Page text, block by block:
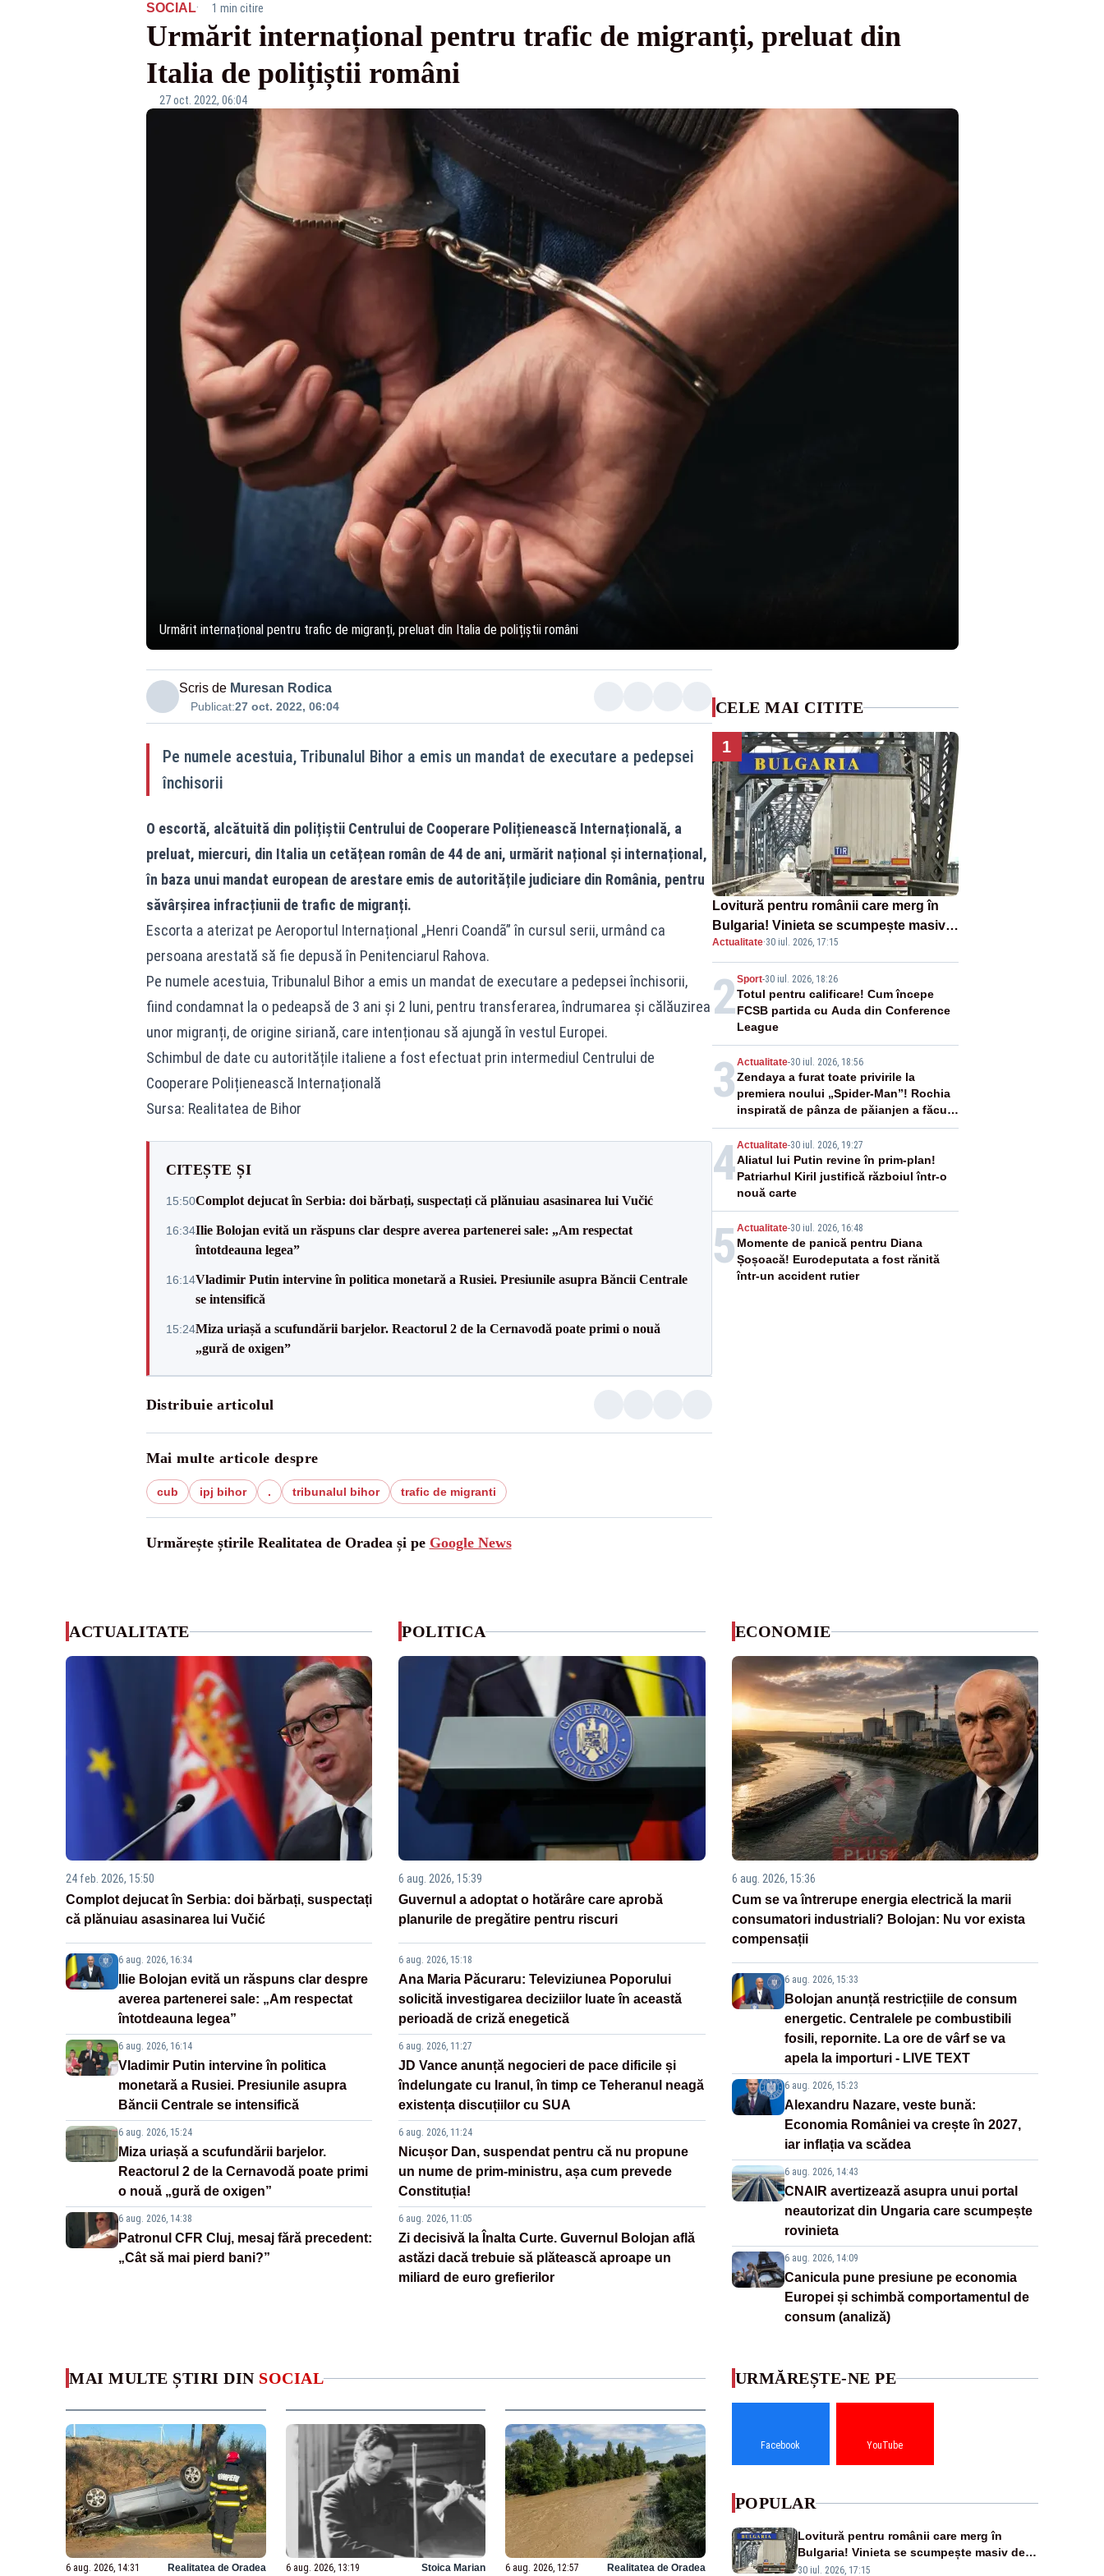
SOCIAL· 1 min citire
Urmărit internațional pentru trafic de migranți, preluat din
Italia de polițiștii români
27 oct. 2022, 06:04
Urmărit internațional pentru trafic de migranți, preluat din Italia de polițiștii români
Scris de Muresan Rodica
Publicat:27 oct. 2022, 06:04
Pe numele acestuia, Tribunalul Bihor a emis un mandat de executare a pedepsei
închisorii
O escortă, alcătuită din polițiștii Centrului de Cooperare Polițienească Internațională, a
preluat, miercuri, din Italia un cetățean român de 44 de ani, urmărit național și internațional,
în baza unui mandat european de arestare emis de autoritățile judiciare din România, pentru
săvârșirea infracțiunii de trafic de migranți.
Escorta a aterizat pe Aeroportul Internațional „Henri Coandã” în cursul serii, urmând ca
persoana arestată să fie depusă în Penitenciarul Rahova.
Pe numele acestuia, Tribunalul Bihor a emis un mandat de executare a pedepsei închisorii,
fiind condamnat la o pedeapsă de 3 ani și 2 luni, pentru transferarea, îndrumarea și călăuzirea
unor migranți, de origine siriană, care intenționau să ajungă în vestul Europei.
Schimbul de date cu autoritățile italiene a fost efectuat prin intermediul Centrului de
Cooperare Polițienească Internațională
Sursa: Realitatea de Bihor
CITEȘTE ȘI
15:50Complot dejucat în Serbia: doi bărbați, suspectați că plănuiau asasinarea lui Vučić
16:34Ilie Bolojan evită un răspuns clar despre averea partenerei sale: „Am respectat
întotdeauna legea”
16:14Vladimir Putin intervine în politica monetară a Rusiei. Presiunile asupra Băncii Centrale
se intensifică
15:24Miza uriașă a scufundării barjelor. Reactorul 2 de la Cernavodă poate primi o nouă
„gură de oxigen”
Distribuie articolul
Mai multe articole despre
cub ipj bihor . tribunalul bihor trafic de migranti
Urmărește știrile Realitatea de Oradea și pe Google News
CELE MAI CITITE
1
Lovitură pentru românii care merg în
Bulgaria! Vinieta se scumpește masiv
de la 1 august
Actualitate·30 iul. 2026, 17:15
2Sport-30 iul. 2026, 18:26
Totul pentru calificare! Cum începe
FCSB partida cu Auda din Conference
League
3 Actualitate-30 iul. 2026, 18:56
Zendaya a furat toate privirile la
premiera noului „Spider-Man”! Rochia
inspirată de pânza de păianjen a făcut
senzație
4Actualitate-30 iul. 2026, 19:27
Aliatul lui Putin revine în prim-plan!
Patriarhul Kiril justifică războiul într-o
nouă carte
5 Actualitate-30 iul. 2026, 16:48
Momente de panică pentru Diana
Șoșoacă! Eurodeputata a fost rănită
într-un accident rutier
ACTUALITATE
24 feb. 2026, 15:50
Complot dejucat în Serbia: doi bărbați, suspectați
că plănuiau asasinarea lui Vučić
6 aug. 2026, 16:34
Ilie Bolojan evită un răspuns clar despre
averea partenerei sale: „Am respectat
întotdeauna legea”
6 aug. 2026, 16:14
Vladimir Putin intervine în politica
monetară a Rusiei. Presiunile asupra
Băncii Centrale se intensifică
6 aug. 2026, 15:24
Miza uriașă a scufundării barjelor.
Reactorul 2 de la Cernavodă poate primi
o nouă „gură de oxigen”
6 aug. 2026, 14:38
Patronul CFR Cluj, mesaj fără precedent:
„Cât să mai pierd bani?”
POLITICA
6 aug. 2026, 15:39
Guvernul a adoptat o hotărâre care aprobă
planurile de pregătire pentru riscuri
6 aug. 2026, 15:18
Ana Maria Păcuraru: Televiziunea Poporului
solicită investigarea deciziilor luate în această
perioadă de criză enegetică
6 aug. 2026, 11:27
JD Vance anunță negocieri de pace dificile și
îndelungate cu Iranul, în timp ce Teheranul neagă
existența discuțiilor cu SUA
6 aug. 2026, 11:24
Nicușor Dan, suspendat pentru că nu propune
un nume de prim-ministru, așa cum prevede
Constituția!
6 aug. 2026, 11:05
Zi decisivă la Înalta Curte. Guvernul Bolojan află
astăzi dacă trebuie să plătească aproape un
miliard de euro grefierilor
ECONOMIE
6 aug. 2026, 15:36
Cum se va întrerupe energia electrică la marii
consumatori industriali? Bolojan: Nu vor exista
compensații
6 aug. 2026, 15:33
Bolojan anunță restricțiile de consum
energetic. Centralele pe combustibili
fosili, repornite. La ore de vârf se va
apela la importuri - LIVE TEXT
6 aug. 2026, 15:23
Alexandru Nazare, veste bună:
Economia României va crește în 2027,
iar inflația va scădea
6 aug. 2026, 14:43
CNAIR avertizează asupra unui portal
neautorizat din Ungaria care scumpește
rovinieta
6 aug. 2026, 14:09
Canicula pune presiune pe economia
Europei și schimbă comportamentul de
consum (analiză)
MAI MULTE ȘTIRI DIN SOCIAL
6 aug. 2026, 14:31 Realitatea de Oradea 6 aug. 2026, 13:19 Stoica Marian 6 aug. 2026, 12:57 Realitatea de Oradea
URMĂREȘTE-NE PE
Facebook YouTube
POPULAR
Lovitură pentru românii care merg în
Bulgaria! Vinieta se scumpește masiv de la
1 august
30 iul. 2026, 17:15